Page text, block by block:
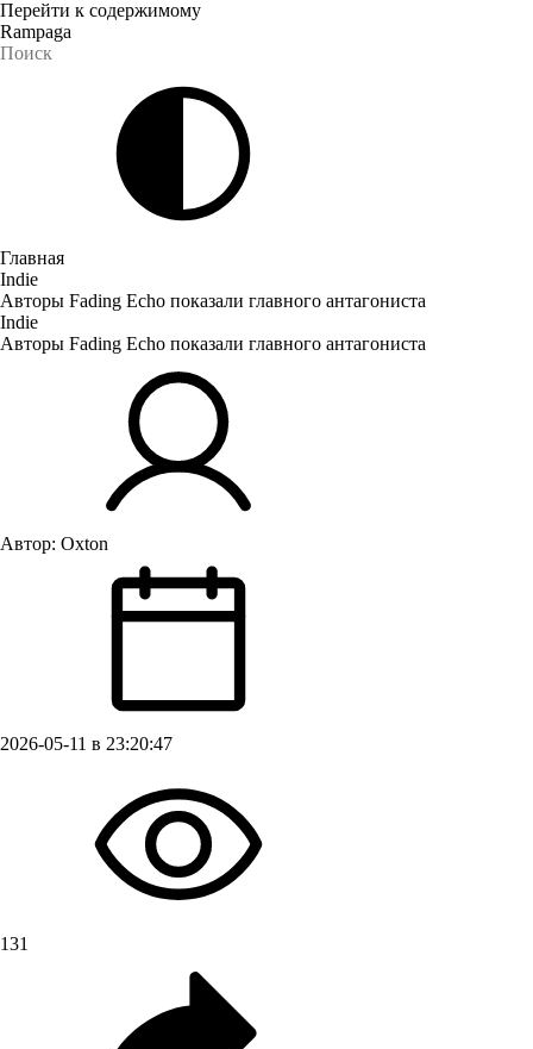
Перейти к содержимому
Rampaga
Главная
Indie
Авторы Fading Echo показали главного антагониста
Indie
Авторы Fading Echo показали главного антагониста
Автор: Oxton
2026-05-11 в 23:20:47
131